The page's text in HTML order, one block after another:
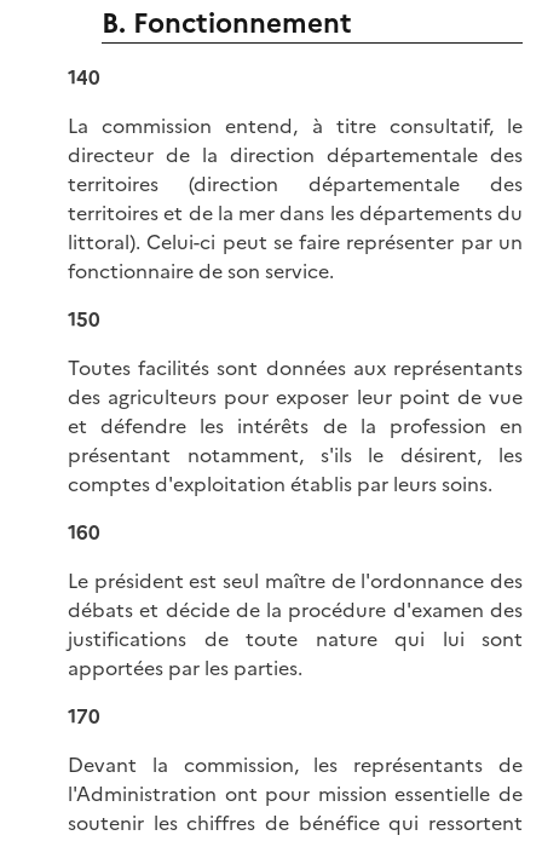
B. Fonctionnement
140
La commission entend, à titre consultatif, le
directeur de la direction départementale des
territoires (direction départementale des
territoires et de la mer dans les départements du
littoral). Celui-ci peut se faire représenter par un
fonctionnaire de son service.
150
Toutes facilités sont données aux représentants
des agriculteurs pour exposer leur point de vue
et défendre les intérêts de la profession en
présentant notamment, s'ils le désirent, les
comptes d'exploitation établis par leurs soins.
160
Le président est seul maître de l'ordonnance des
débats et décide de la procédure d'examen des
justifications de toute nature qui lui sont
apportées par les parties.
170
Devant la commission, les représentants de
l'Administration ont pour mission essentielle de
soutenir les chiffres de bénéfice qui ressortent